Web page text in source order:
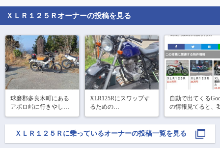
ＸＬＲ１２５Ｒ オーナーの投稿を見る
球磨郡多良木町にある
アポロ峠に行きやした
楽しかったです✨
本日400㎞走行
XLR125Rにスワップす
るための
ドナー車入手🏍️
鹿児島県出水市まで引
き取りに
行きやした
自動で出てくる
の情報見てると、
XLR125Rは
で、安めの車体だ
のかぁという事が
りました。
ＸＬＲ１２５Ｒ に乗っているオーナーの投稿一覧を見る